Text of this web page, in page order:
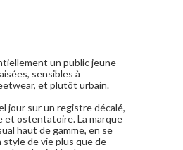
un public jeune
sensibles à
et plutôt urbain.
jour sur un registre décalé,
et ostentatoire. La marque
haut de gamme, en se
de vie plus que de